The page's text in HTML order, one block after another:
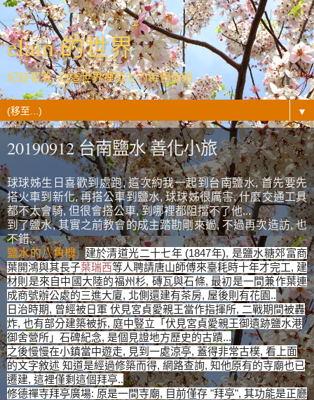
elain 的世界
紀錄著我- 在這世界裡發生的每個情緒...
▼
20190912 台南鹽水 善化小旅
球球姊生日喜歡到處跑, 這次約我一起到台南鹽水, 首先要先
搭火車到新化, 再搭公車到鹽水, 球球姊很厲害, 什麼交通工具
都不太會騎, 但很會搭公車, 到哪裡都阻擋不了他...
到了鹽水, 其實之前教會的成主踏勘剛來過, 不過再次造訪, 也
不錯..
鹽水的八角樓
建於清道光二十七年 (1847年), 是鹽水糖郊富商
葉開鴻與其長子葉瑞西等人聘請唐山師傅來臺耗時十年才完工, 建
材則是來自中國大陸的福州杉, 磚瓦與石條, 最初是一間兼作葉連
成商號辦公處的三進大廈, 北側還建有茶房, 屋後則有花園..
日治時期, 曾經被日軍 伏見宮貞愛親王當作指揮所, 二戰期間被轟
炸, 也有部分建築被拆, 庭中豎立「伏見宮貞愛親王御遺跡鹽水港
御舍營所」石碑紀念, 是個見證地方歷史的古蹟...
之後慢慢在小鎮當中遊走, 見到一處涼亭, 蓋得非常古樸, 看上面
的文字敘述 知道是經過修築而得, 網路查詢, 知他原有的寺廟也已
遷建, 這裡僅剩這個拜亭..
修德禪寺拜亭廣場: 原是一間寺廟, 目前僅存 "拜亭", 其功能是正廳